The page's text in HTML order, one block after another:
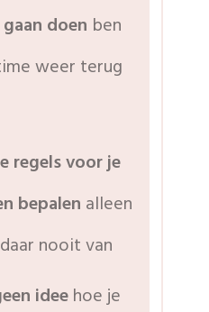
doen ben
weer terug
regels voor je
bepalen alleen
nooit van
ideehoe je